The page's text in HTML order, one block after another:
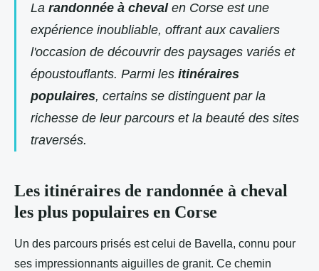
La randonnée à chevalen Corse est une
expérience inoubliable, offrant aux cavaliers
l'occasion de découvrir des paysages variés et
époustouflants. Parmi les itinéraires
populaires, certains se distinguent par la
richesse de leur parcours et la beauté des sites
traversés.
Les itinéraires de randonnée à cheval
les plus populaires en Corse
Un des parcours prisés est celui de Bavella, connu pour
ses impressionnants aiguilles de granit. Ce chemin